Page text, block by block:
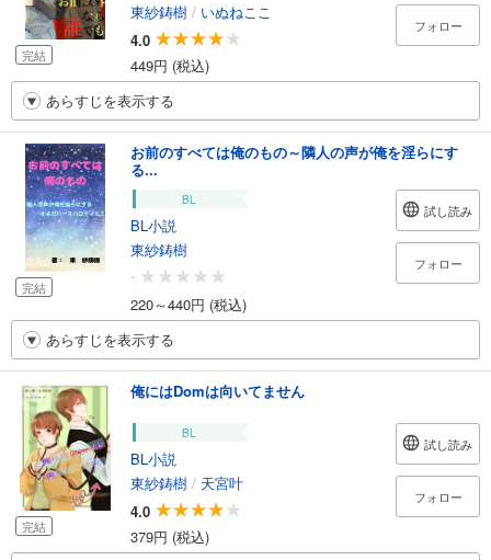
完結
東紗鋳樹 / いぬねここ
4.0
449円 (税込)
フォロー
あらすじを表示する
完結
お前のすべては俺のもの～隣人の声が俺を淫らにす
る...
BL
BL小説
東紗鋳樹
-
220～440円 (税込)
試し読み
フォロー
あらすじを表示する
完結
俺にはDomは向いてません
BL
BL小説
東紗鋳樹 / 天宮叶
4.0
379円 (税込)
試し読み
フォロー